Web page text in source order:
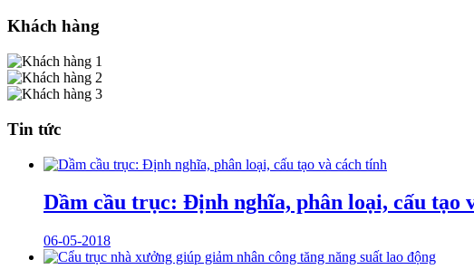
Khách hàng
Tin tức
Dầm cầu trục: Định nghĩa, phân loại, cấu tạo
06-05-2018